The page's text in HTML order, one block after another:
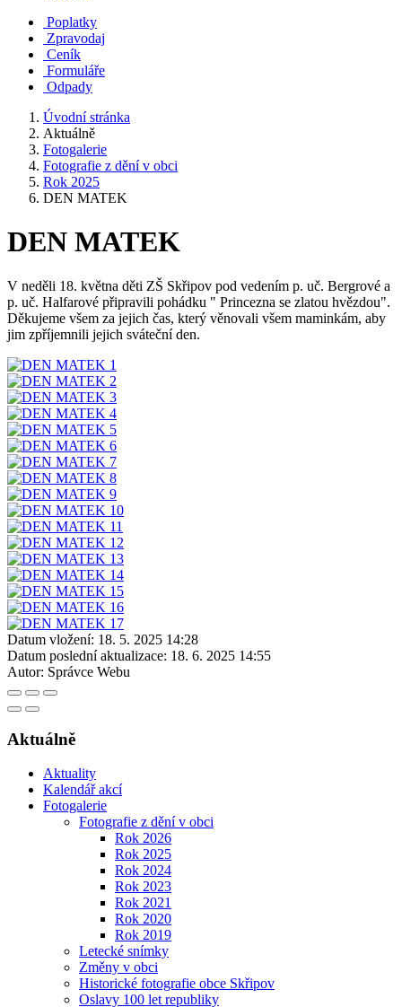
Poplatky
Zpravodaj
Ceník
Formuláře
Odpady
Úvodní stránka
Aktuálně
Fotogalerie
Fotografie z dění v obci
Rok 2025
DEN MATEK
DEN MATEK
V neděli 18. května děti ZŠ Skřipov pod vedením p. uč. Bergrové a
p. uč. Halfarové připravili pohádku " Princezna se zlatou hvězdou".
Děkujeme všem za jejich čas, který věnovali všem maminkám, aby
jim zpříjemnili jejich sváteční den.
Datum vložení: 18. 5. 2025 14:28
Datum poslední aktualizace: 18. 6. 2025 14:55
Autor: Správce Webu
Aktuálně
Aktuality
Kalendář akcí
Fotogalerie
Fotografie z dění v obci
Rok 2026
Rok 2025
Rok 2024
Rok 2023
Rok 2021
Rok 2020
Rok 2019
Letecké snímky
Změny v obci
Historické fotografie obce Skřipov
Oslavy 100 let republiky